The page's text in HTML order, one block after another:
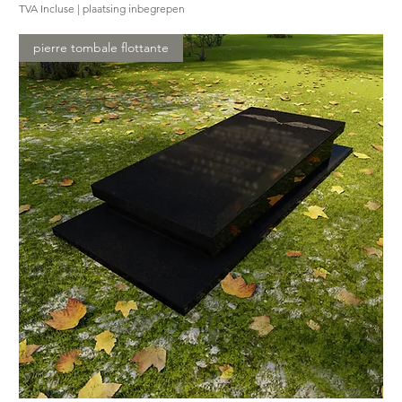
TVA Incluse | plaatsing inbegrepen
pierre tombale flottante